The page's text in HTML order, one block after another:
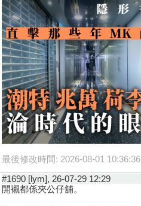
最後修改時間: 2026-08-01 10:36:36
#1690 [lym], 26-07-29 12:29
開襯都係夾公仔舖。